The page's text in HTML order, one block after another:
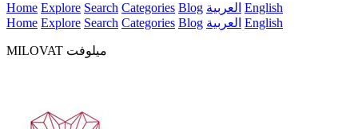
Home Explore Search Categories Blog العربية English
Home Explore Search Categories Blog العربية English
MILOVAT ميلوفت